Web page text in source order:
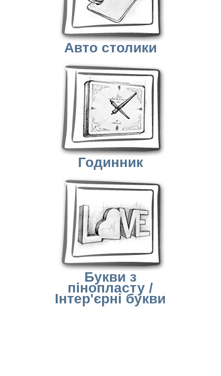
Авто столики
Годинник
Букви з
пінопласту /
Інтер'єрні букви